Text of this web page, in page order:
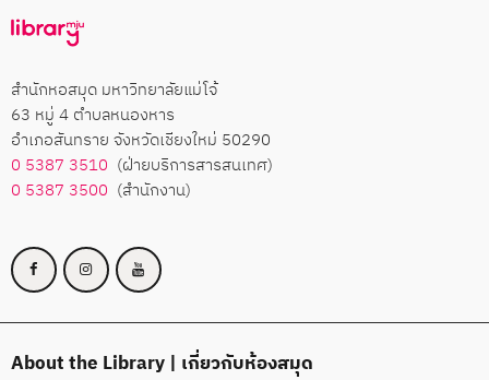
สำนักหอสมุด มหาวิทยาลัยแม่โจ้
63 หมู่ 4 ตำบลหนองหาร
อำเภอสันทราย จังหวัดเชียงใหม่ 50290
0 5387 3510 (ฝ่ายบริการสารสนเทศ)
0 5387 3500 (สำนักงาน)
About the Library | เกี่ยวกับห้องสมุด